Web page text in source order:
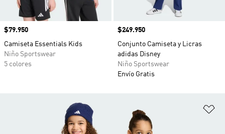
Precio
$79.950
Camiseta Essentials Kids
Niño Sportswear
5 colores
Precio
$249.950
Conjunto Camiseta y Licras
adidas Disney
Niño Sportswear
Envío Gratis